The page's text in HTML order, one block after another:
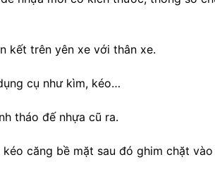
kết trên yên xe với thân xe.
cụ như kìm, kéo…
tháo đế nhựa cũ ra.
căng bề mặt sau đó ghim chặt